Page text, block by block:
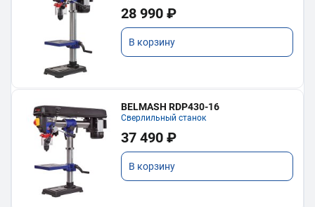
28 990 ₽
В корзину
BELMASH RDP430-16
Сверлильный станок
37 490 ₽
В корзину